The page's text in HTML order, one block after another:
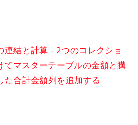
連結と計算 - 2つのコレクショ
てマスターテーブルの金額と購
た合計金額列を追加する